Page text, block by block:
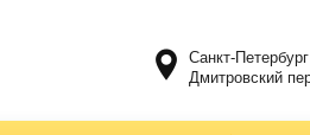
Санкт-Петербург
Дмитровский